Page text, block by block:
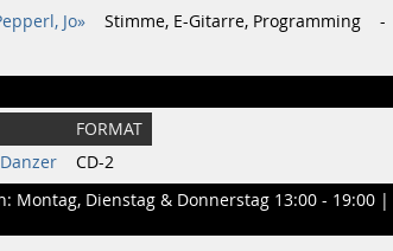
Jo»
Stimme, E-Gitarre, Programming -
FORMAT
CD-2
Montag, Dienstag & Donnerstag 13:00 - 19:00 |